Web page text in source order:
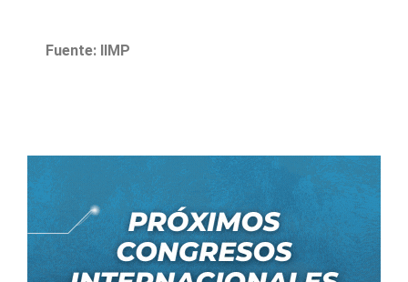
Fuente: IIMP